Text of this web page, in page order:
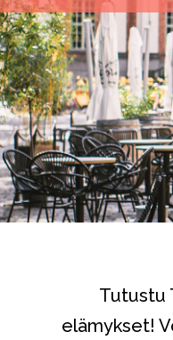
Tutustu
elämykset!